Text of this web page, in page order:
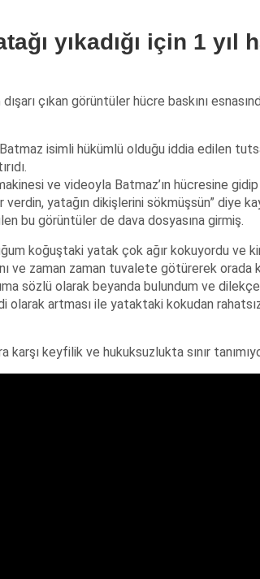
yıkadığı için 1 yıl
çıkan görüntüler hücre baskını
isimli hükümlü olduğu iddia edilen
ve videoyla Batmaz’ın hücresine gidip
verdin, yatağın dikişlerini sökmüşsün” diye
bu görüntüler de dava dosyasına girmiş.
koğuştaki yatak çok ağır kokuyordu ve
ve zaman zaman tuvalete götürerek orada
sözlü olarak beyanda bulundum ve
olarak artması ile yataktaki kokudan rahatsız
keyfilik ve hukuksuzlukta sınır